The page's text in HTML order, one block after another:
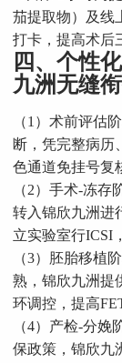
茄提取物）及线
打卡，提高术后
四、个性
九洲无缝
（1）术前评估
断，凭完整病历
色通道免挂号复
（2）手术-冻
转入锦欣九洲进
立实验室行ICSI
（3）胚胎移植
熟，锦欣九洲提
环调控，提高
（4）产检-分
保政策，锦欣九